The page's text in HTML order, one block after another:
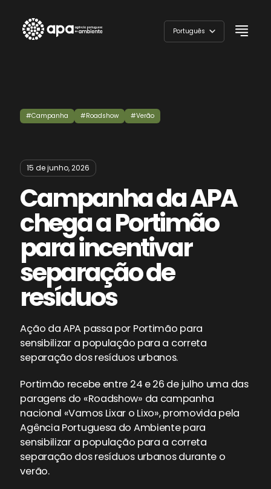
content
Português
#Campanha #Roadshow #Verão
15 de junho, 2026
Campanha da APA
chega a Portimão
para incentivar
separação de
resíduos
Ação da APA passa por Portimão para
sensibilizar a população para a correta
separação dos resíduos urbanos.
Portimão recebe entre 24 e 26 de julho uma das
paragens do «Roadshow» da campanha
nacional «Vamos Lixar o Lixo», promovida pela
Agência Portuguesa do Ambiente para
sensibilizar a população para a correta
separação dos resíduos urbanos durante o
verão.